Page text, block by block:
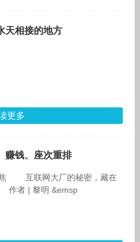
天相接的地方
更多
赚钱、座次重排
在
年报里。 作者 | 黎明 &emsp